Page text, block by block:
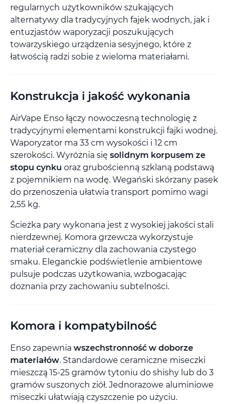
regularnych użytkowników szukających
alternatywy dla tradycyjnych fajek wodnych, jak i
entuzjastów waporyzacji poszukujących
towarzyskiego urządzenia sesyjnego, które z
łatwością radzi sobie z wieloma materiałami.
Konstrukcja i jakość wykonania
AirVape Enso łączy nowoczesną technologię z
tradycyjnymi elementami konstrukcji fajki wodnej.
Waporyzator ma 33 cm wysokości i 12 cm
szerokości. Wyróżnia się solidnym korpusem ze
stopu cynku oraz grubościenną szklaną podstawą
z pojemnikiem na wodę. Wegański skórzany pasek
do przenoszenia ułatwia transport pomimo wagi
2,55 kg.
Ścieżka pary wykonana jest z wysokiej jakości stali
nierdzewnej. Komora grzewcza wykorzystuje
materiał ceramiczny dla zachowania czystego
smaku. Eleganckie podświetlenie ambientowe
pulsuje podczas użytkowania, wzbogacając
doznania przy zachowaniu subtelności.
Komora i kompatybilność
Enso zapewnia wszechstronność w doborze
materiałów. Standardowe ceramiczne miseczki
mieszczą 15-25 gramów tytoniu do shishy lub do 3
gramów suszonych ziół. Jednorazowe aluminiowe
miseczki ułatwiają czyszczenie po użyciu.